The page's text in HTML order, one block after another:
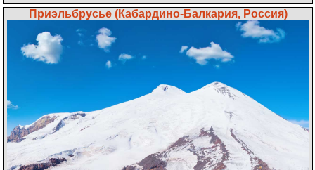
Приэльбрусье (Кабардино-Балкария, Россия)